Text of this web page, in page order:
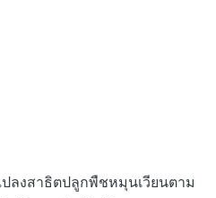
ลงสาธิตปลูกพืชหมุนเวียนตาม